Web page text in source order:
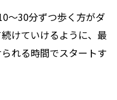
〜30分ずつ歩く方がダ
けていけるように、最
れる時間でスタートす